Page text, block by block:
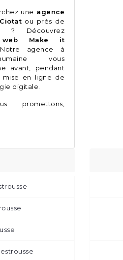
une agence
ou près de
? Découvrez
web Make it
Notre agence à
vous
avant, pendant
mise en ligne de
digitale.
promettons,